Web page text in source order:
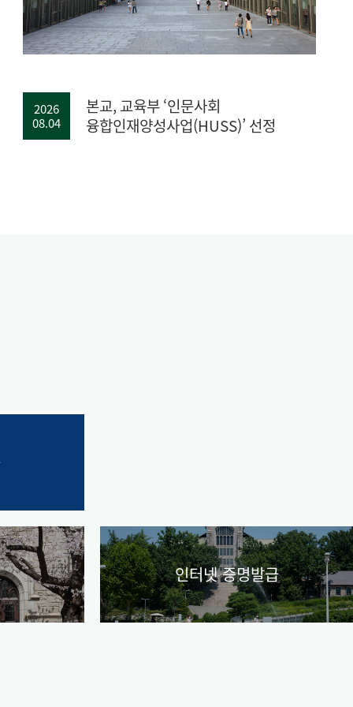
2026
08.04
본교, 교육부 ‘인문사회
융합인재양성사업(HUSS)’ 선정
인터넷 증명발급